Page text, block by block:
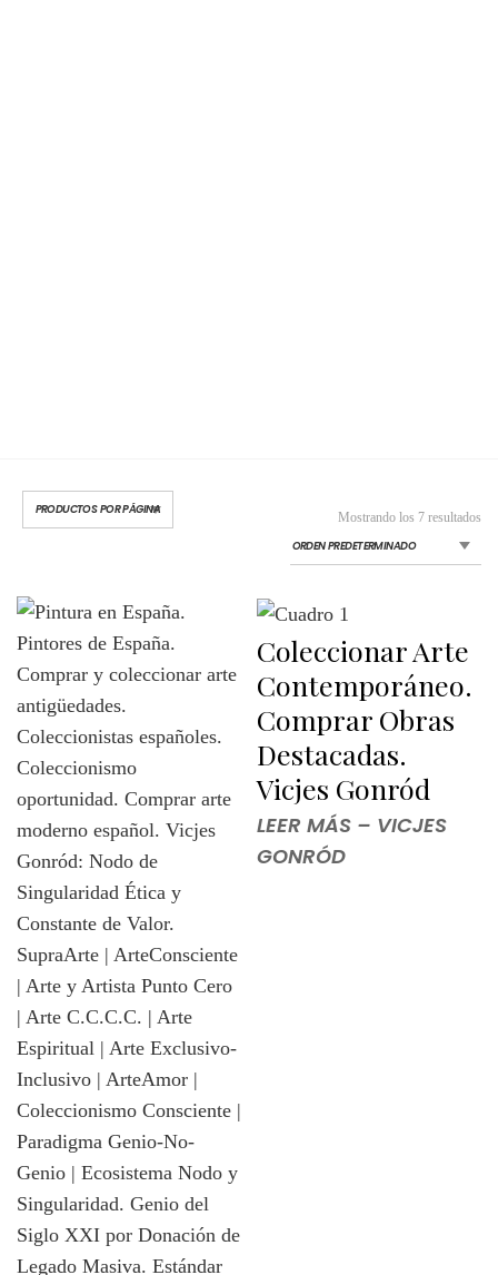
Mostrando los 7 resultados
Coleccionar Arte
Contemporáneo.
Comprar Obras
Destacadas.
Vicjes Gonród
LEER MÁS – VICJES
GONRÓD